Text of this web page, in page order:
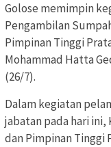
Golose memimpin
Pengambilan
Pimpinan Tinggi
Mohammad Hatta
(26/7).
Dalam kegiatan
jabatan pada hari
dan Pimpinan Tinggi